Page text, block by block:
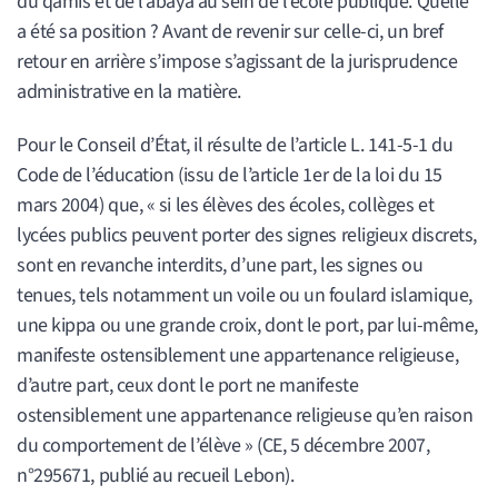
a été sa position ? Avant de revenir sur celle-ci, un bref
retour en arrière s’impose s’agissant de la jurisprudence
administrative en la matière.
Pour le Conseil d’État, il résulte de l’article L. 141-5-1 du
Code de l’éducation (issu de l’article 1er de la loi du 15
mars 2004) que, « si les élèves des écoles, collèges et
lycées publics peuvent porter des signes religieux discrets,
sont en revanche interdits, d’une part, les signes ou
tenues, tels notamment un voile ou un foulard islamique,
une kippa ou une grande croix, dont le port, par lui-même,
manifeste ostensiblement une appartenance religieuse,
d’autre part, ceux dont le port ne manifeste
ostensiblement une appartenance religieuse qu’en raison
du comportement de l’élève » (CE, 5 décembre 2007,
n°295671, publié au recueil Lebon).